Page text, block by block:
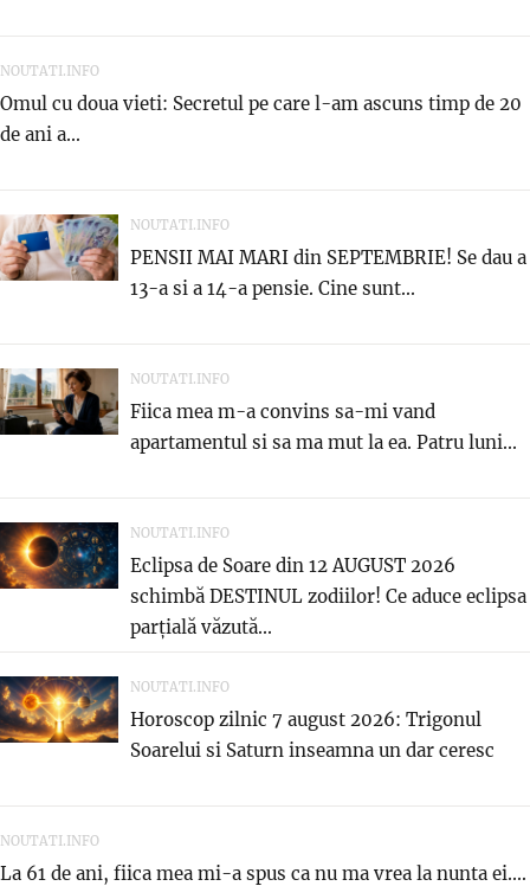
NOUTATI.INFO
Omul cu doua vieti: Secretul pe care l-am ascuns timp de 20
de ani a...
NOUTATI.INFO
PENSII MAI MARI din SEPTEMBRIE! Se dau a
13-a si a 14-a pensie. Cine sunt...
NOUTATI.INFO
Fiica mea m-a convins sa-mi vand
apartamentul si sa ma mut la ea. Patru luni...
NOUTATI.INFO
Eclipsa de Soare din 12 AUGUST 2026
schimbă DESTINUL zodiilor! Ce aduce eclipsa
parțială văzută...
NOUTATI.INFO
Horoscop zilnic 7 august 2026: Trigonul
Soarelui si Saturn inseamna un dar ceresc
NOUTATI.INFO
La 61 de ani, fiica mea mi-a spus ca nu ma vrea la nunta ei....